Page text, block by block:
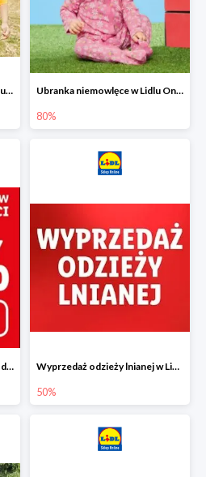
Jesienna moda dla dzieci w Lidlu Online do -30% Ubranka niemowlęce w Lidlu Online do -80%
80%
Wyprzedaż tekstyliów letnich dla dzieci w Lidlu Online do -80% Wyprzedaż odzieży lnianej w Lidlu Online do -50%
50%